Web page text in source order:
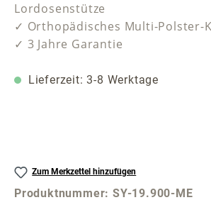
Lordosenstütze
✓ Orthopädisches Multi-Polster-
✓ 3 Jahre Garantie
Lieferzeit: 3-8 Werktage
Zum Merkzettel hinzufügen
Produktnummer:SY-19.900-ME